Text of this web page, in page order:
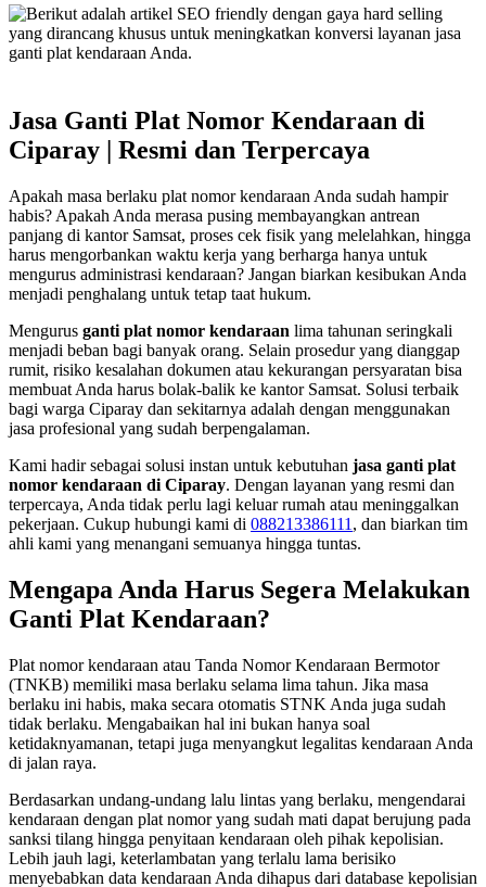
Jasa Ganti Plat Nomor Kendaraan di
Ciparay | Resmi dan Terpercaya
Apakah masa berlaku plat nomor kendaraan Anda sudah hampir
habis? Apakah Anda merasa pusing membayangkan antrean
panjang di kantor Samsat, proses cek fisik yang melelahkan, hingga
harus mengorbankan waktu kerja yang berharga hanya untuk
mengurus administrasi kendaraan? Jangan biarkan kesibukan Anda
menjadi penghalang untuk tetap taat hukum.
Mengurus ganti plat nomor kendaraan lima tahunan seringkali
menjadi beban bagi banyak orang. Selain prosedur yang dianggap
rumit, risiko kesalahan dokumen atau kekurangan persyaratan bisa
membuat Anda harus bolak-balik ke kantor Samsat. Solusi terbaik
bagi warga Ciparay dan sekitarnya adalah dengan menggunakan
jasa profesional yang sudah berpengalaman.
Kami hadir sebagai solusi instan untuk kebutuhan jasa ganti plat
nomor kendaraan di Ciparay. Dengan layanan yang resmi dan
terpercaya, Anda tidak perlu lagi keluar rumah atau meninggalkan
pekerjaan. Cukup hubungi kami di 088213386111 , dan biarkan tim
ahli kami yang menangani semuanya hingga tuntas.
Mengapa Anda Harus Segera Melakukan
Ganti Plat Kendaraan?
Plat nomor kendaraan atau Tanda Nomor Kendaraan Bermotor
(TNKB) memiliki masa berlaku selama lima tahun. Jika masa
berlaku ini habis, maka secara otomatis STNK Anda juga sudah
tidak berlaku. Mengabaikan hal ini bukan hanya soal
ketidaknyamanan, tetapi juga menyangkut legalitas kendaraan Anda
di jalan raya.
Berdasarkan undang-undang lalu lintas yang berlaku, mengendarai
kendaraan dengan plat nomor yang sudah mati dapat berujung pada
sanksi tilang hingga penyitaan kendaraan oleh pihak kepolisian.
Lebih jauh lagi, keterlambatan yang terlalu lama berisiko
menyebabkan data kendaraan Anda dihapus dari database kepolisian